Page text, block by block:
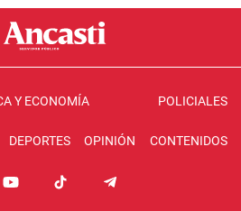
Y ECONOMÍA POLICIALES
DEPORTES OPINIÓN CONTENIDOS